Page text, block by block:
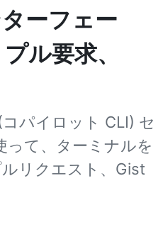
ーフェー
ル要求、
パイロット CLI) セ
って、ターミナルを
リクエスト、Gist